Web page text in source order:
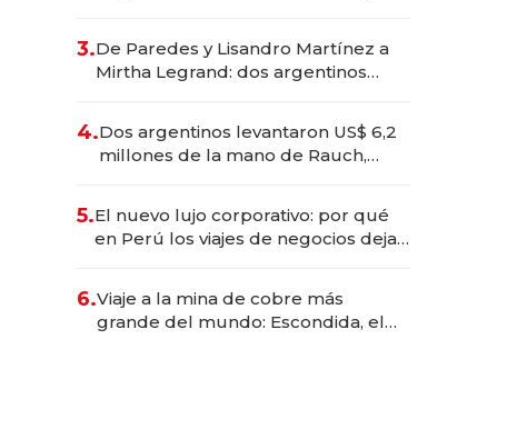
marcas "fast premium"
3.De Paredes y Lisandro Martínez a
Mirtha Legrand: dos argentinos
deportivo y el cuidado corporal
4.Dos argentinos levantaron US$ 6,2
millones de la mano de Rauch,
5.El nuevo lujo corporativo: por qué
en Perú los viajes de negocios dejan
6.Viaje a la mina de cobre más
grande del mundo: Escondida, el